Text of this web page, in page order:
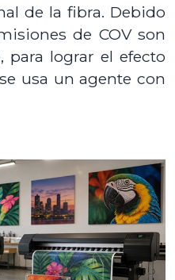
de la fibra. Debido
de COV son
para lograr el efecto
usa un agente con